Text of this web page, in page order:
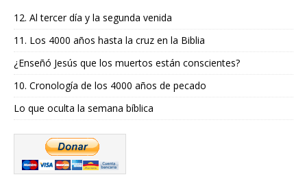
12. Al tercer día y la segunda venida
11. Los 4000 años hasta la cruz en la Biblia
¿Enseñó Jesús que los muertos están conscientes?
10. Cronología de los 4000 años de pecado
Lo que oculta la semana bíblica